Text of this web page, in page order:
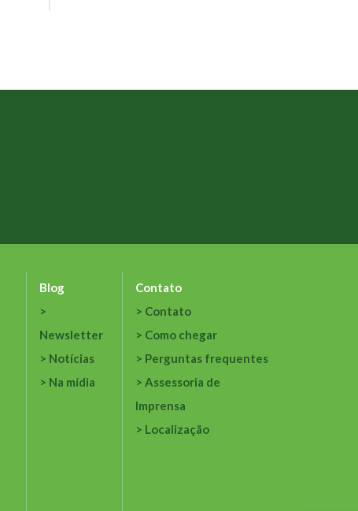
Blog
Newsletter
Notícias
Na mídia
Contato
Contato
Como chegar
Perguntas frequentes
Assessoria de
Imprensa
Localização